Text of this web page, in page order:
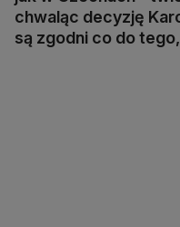
chwaląc decyzję
są zgodni co do